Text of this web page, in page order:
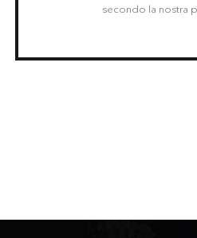
secondo la nostra